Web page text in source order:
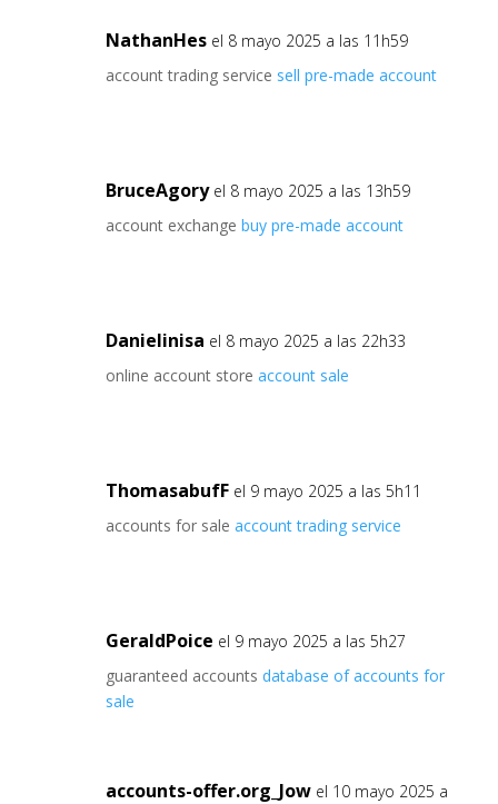
NathanHes el 8 mayo 2025 a las 11h59
account trading service sell pre-made account
BruceAgory el 8 mayo 2025 a las 13h59
account exchange buy pre-made account
Danielinisa el 8 mayo 2025 a las 22h33
online account store account sale
ThomasabufF el 9 mayo 2025 a las 5h11
accounts for sale account trading service
GeraldPoice el 9 mayo 2025 a las 5h27
guaranteed accounts database of accounts for
sale
accounts-offer.org_Jow el 10 mayo 2025 a